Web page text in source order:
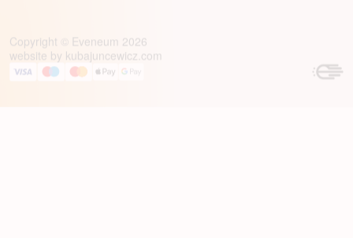
Copyright © Eveneum 2026
website by kubajuncewicz.com